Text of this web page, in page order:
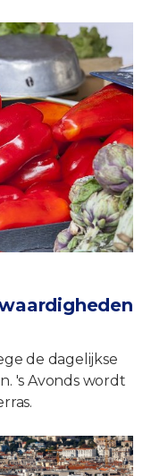
de dagelijkse
's Avonds wordt